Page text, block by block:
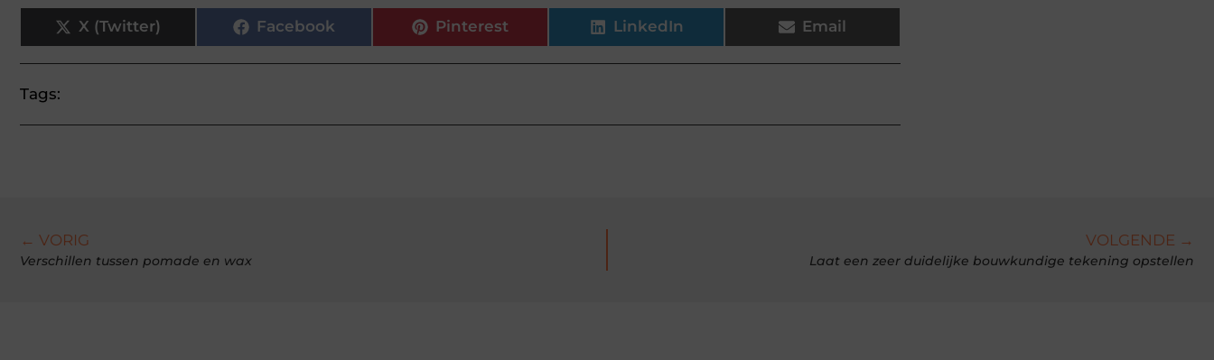
X (Twitter) Facebook Pinterest LinkedIn Email
Tags:
← VORIG
Verschillen tussen pomade en wax
VOLGENDE →
Laat een zeer duidelijke bouwkundige tekening opstellen